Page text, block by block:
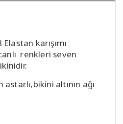
karışımı
renkleri seven
altının ağı